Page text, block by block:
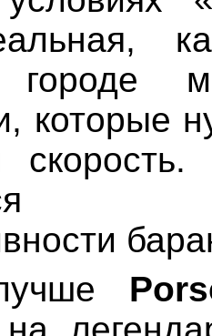
городе
которые